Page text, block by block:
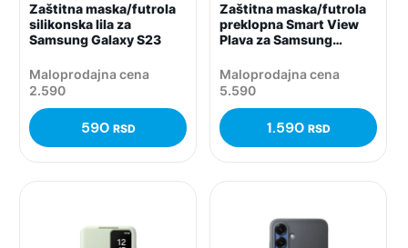
Zaštitna maska/futrola
silikonska lila za
Samsung Galaxy S23
Maloprodajna cena
2.590
590 RSD
Zaštitna maska/futrola
preklopna Smart View
Plava za Samsung
Maloprodajna cena
5.590
1.590 RSD